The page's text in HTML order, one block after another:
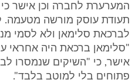
המערערת לחברה וכן אישר
תעודת עוסק מורשה מטעמה.
לברכאת סלימאן ולא לסמי
"סלימאן ברכאת היה אחראי
אישר, כי "השיקים שנמסרו
פתוחים בלי למוטב בלבד".